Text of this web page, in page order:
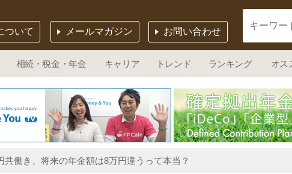
お問い合わせ
メールマガジン
ついて
相続・税金・年金 キャリア トレンド ランキング オス
働き、将来の年金額は8万円違うって本当？